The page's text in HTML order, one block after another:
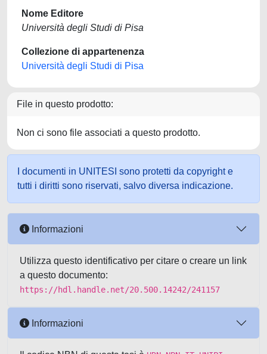
Nome Editore
Università degli Studi di Pisa
Collezione di appartenenza
Università degli Studi di Pisa
File in questo prodotto:
Non ci sono file associati a questo prodotto.
I documenti in UNITESI sono protetti da copyright e
tutti i diritti sono riservati, salvo diversa indicazione.
Informazioni
Utilizza questo identificativo per citare o creare un link
a questo documento:
https://hdl.handle.net/20.500.14242/241157
Informazioni